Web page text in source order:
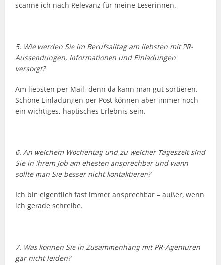
scanne ich nach Relevanz für meine Leserinnen.
5. Wie werden Sie im Berufsalltag am liebsten mit PR-
Aussendungen, Informationen und Einladungen
versorgt?
Am liebsten per Mail, denn da kann man gut sortieren.
Schöne Einladungen per Post können aber immer noch
ein wichtiges, haptisches Erlebnis sein.
6. An welchem Wochentag und zu welcher Tageszeit sind
Sie in Ihrem Job am ehesten ansprechbar und wann
sollte man Sie besser nicht kontaktieren?
Ich bin eigentlich fast immer ansprechbar – außer, wenn
ich gerade schreibe.
7. Was können Sie in Zusammenhang mit PR-Agenturen
gar nicht leiden?